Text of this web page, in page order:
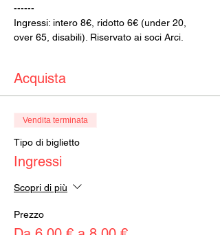
------
Ingressi: intero 8€, ridotto 6€ (under 20,
over 65, disabili). Riservato ai soci Arci.
Acquista
Vendita terminata
Tipo di biglietto
Ingressi
Scopri di più
Prezzo